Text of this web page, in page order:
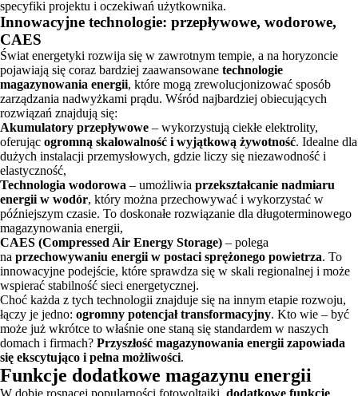
specyfiki projektu i oczekiwań użytkownika.
Innowacyjne technologie: przepływowe, wodorowe,
CAES
Świat energetyki rozwija się w zawrotnym tempie, a na horyzoncie
pojawiają się coraz bardziej zaawansowane technologie
magazynowania energii, które mogą zrewolucjonizować sposób
zarządzania nadwyżkami prądu. Wśród najbardziej obiecujących
rozwiązań znajdują się:
Akumulatory przepływowe – wykorzystują ciekłe elektrolity,
oferując ogromną skalowalność i wyjątkową żywotność. Idealne dla
dużych instalacji przemysłowych, gdzie liczy się niezawodność i
elastyczność,
Technologia wodorowa – umożliwia przekształcanie nadmiaru
energii w wodór, który można przechowywać i wykorzystać w
późniejszym czasie. To doskonałe rozwiązanie dla długoterminowego
magazynowania energii,
CAES (Compressed Air Energy Storage) – polega
na przechowywaniu energii w postaci sprężonego powietrza. To
innowacyjne podejście, które sprawdza się w skali regionalnej i może
wspierać stabilność sieci energetycznej.
Choć każda z tych technologii znajduje się na innym etapie rozwoju,
łączy je jedno: ogromny potencjał transformacyjny. Kto wie – być
może już wkrótce to właśnie one staną się standardem w naszych
domach i firmach? Przyszłość magazynowania energii zapowiada
się ekscytująco i pełna możliwości.
Funkcje dodatkowe magazynu energii
W dobie rosnącej popularności fotowoltaiki, dodatkowe funkcje